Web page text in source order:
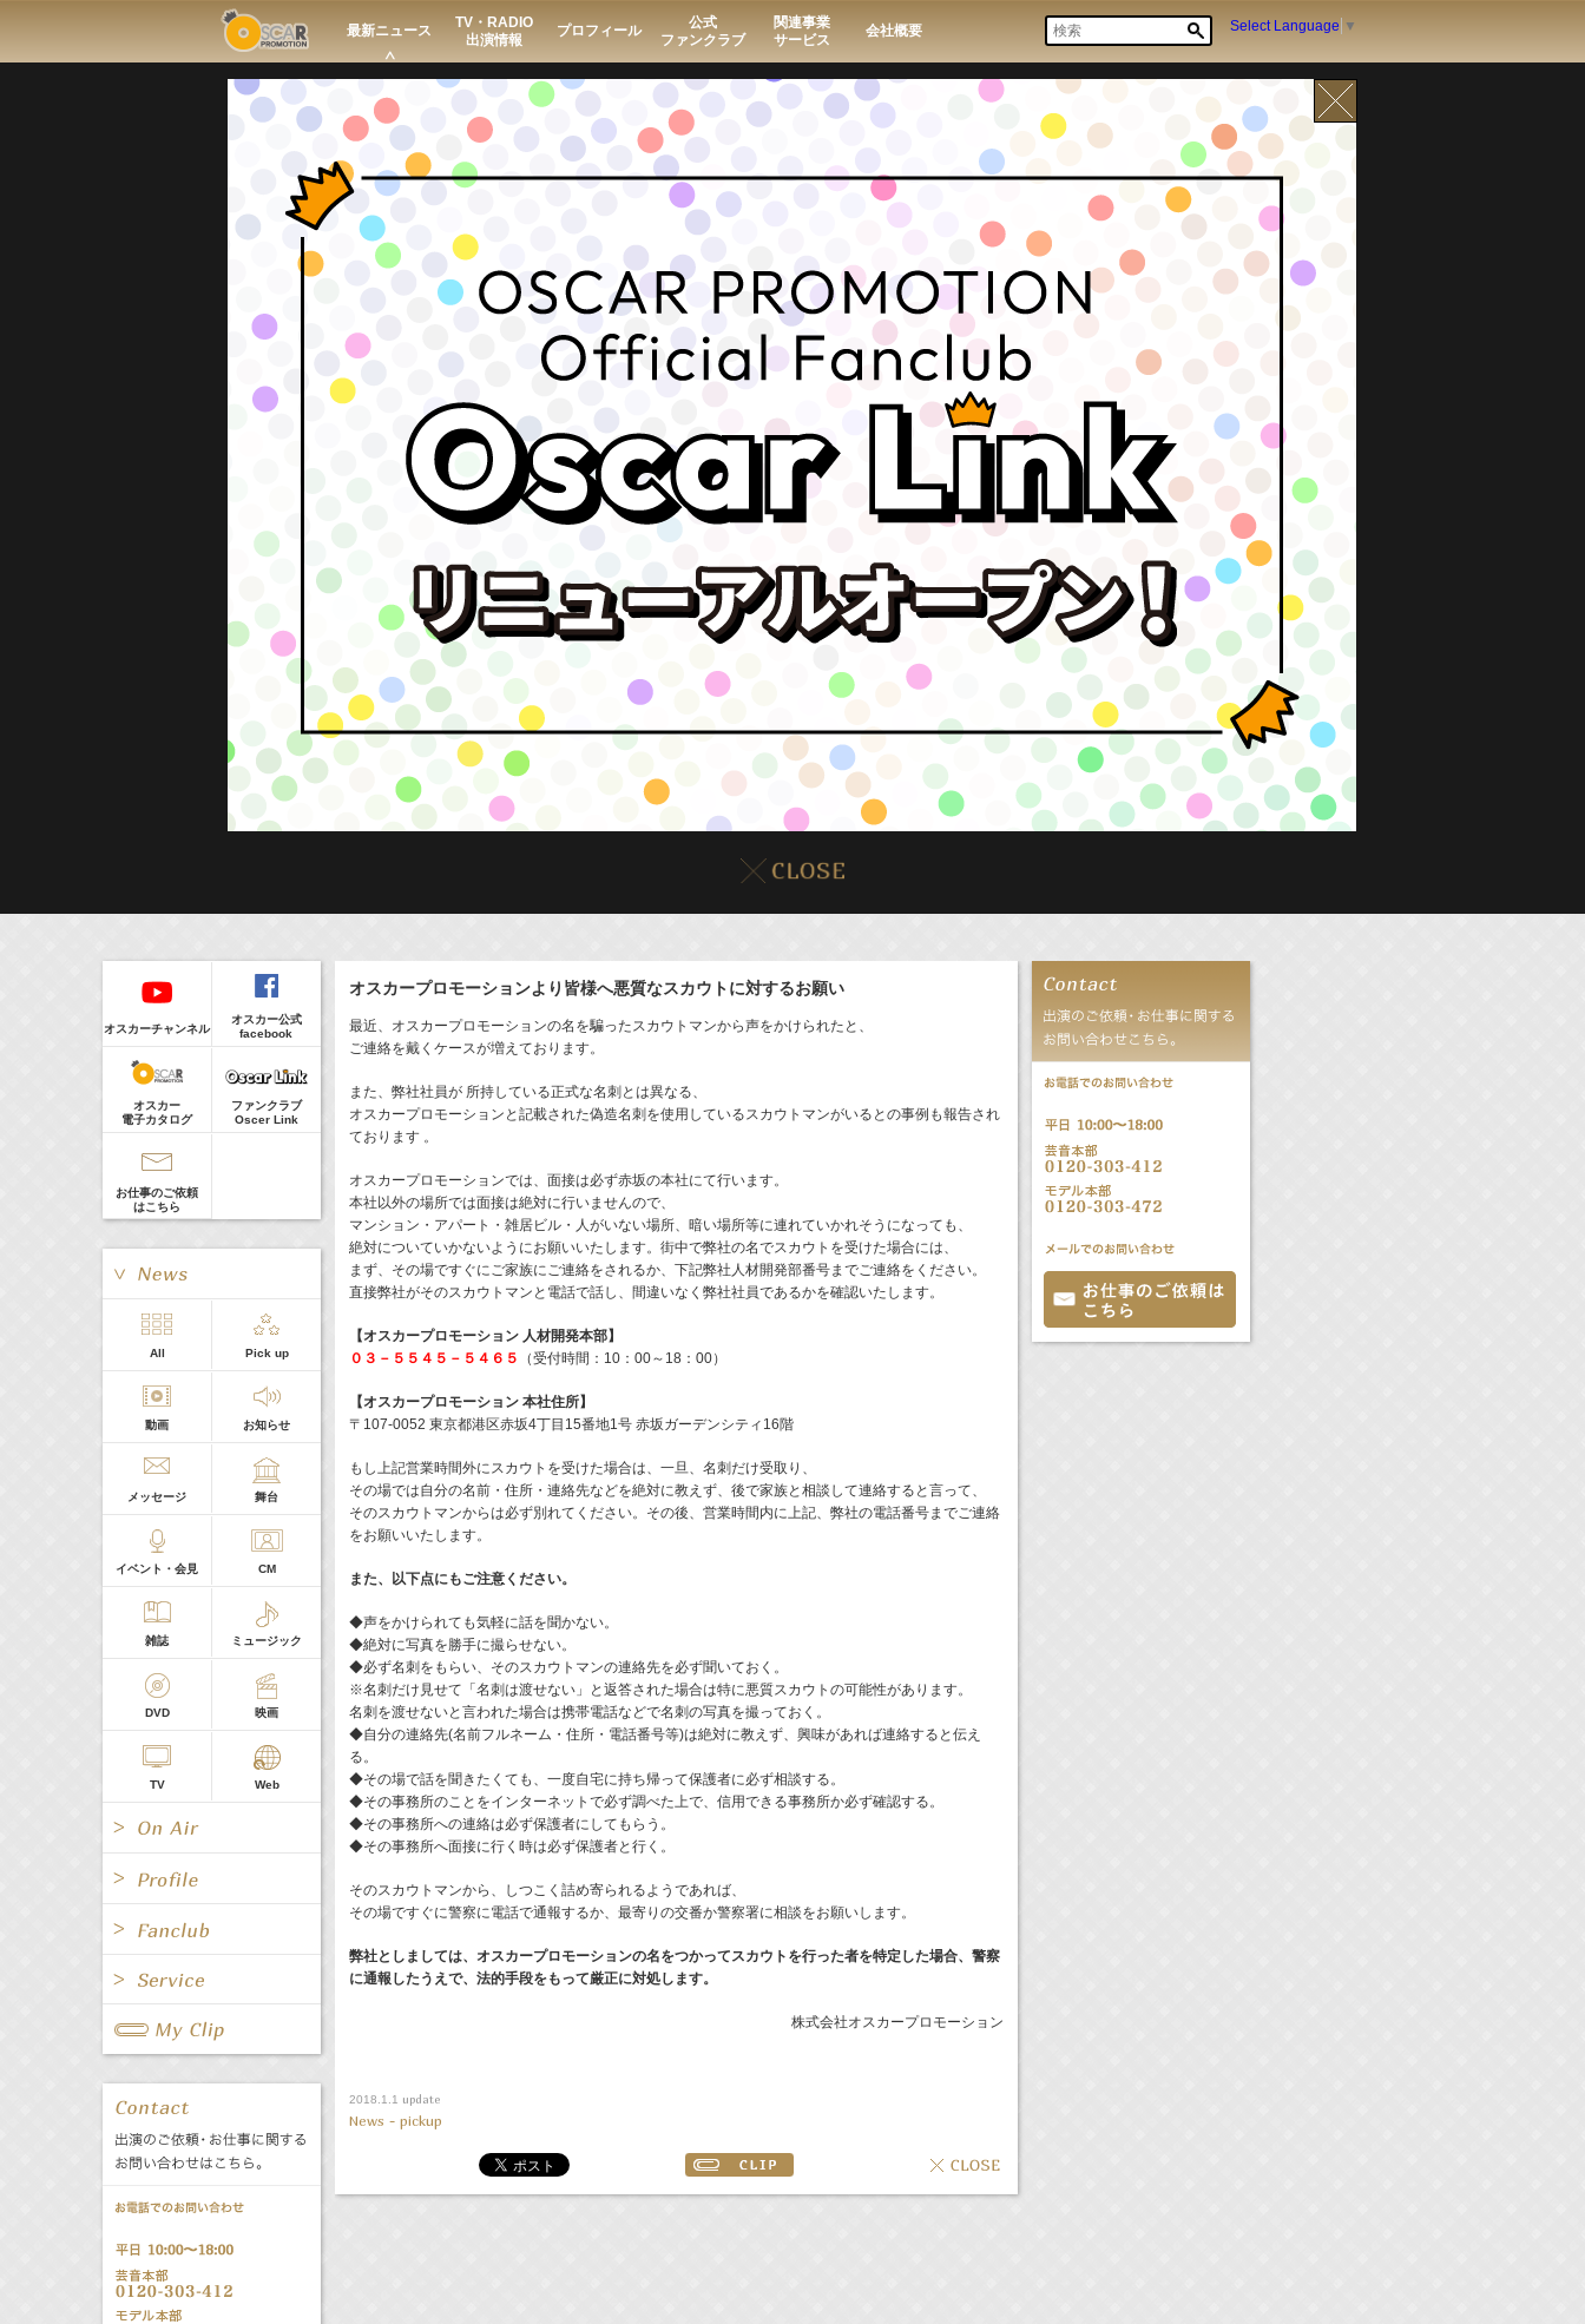
最新ニュース
TV・RADIO
出演情報
プロフィール
公式
ファンクラブ
関連事業
サービス
会社概要 Select Language ▼
8/6(Thu)
イベント
販売情報
24:00-24:30(TV)
一緒にごはんをたべるだけ
> More
オスカープロモーションより皆様へ悪質なスカウトに対するお願い
最近、オスカープロモーションの名を騙ったスカウトマンから声をかけられたと、
ご連絡を戴くケースが増えております。
また、弊社社員が 所持している正式な名刺とは異なる、
オスカープロモーションと記載された偽造名刺を使用しているスカウトマンがいるとの事例も報告され
ております 。
オスカープロモーションでは、面接は必ず赤坂の本社にて行います。
本社以外の場所では面接は絶対に行いませんので、
マンション・アパート・雑居ビル・人がいない場所、暗い場所等に連れていかれそうになっても、
絶対についていかないようにお願いいたします。街中で弊社の名でスカウトを受けた場合には、
まず、その場ですぐにご家族にご連絡をされるか、下記弊社人材開発部番号までご連絡をください。
直接弊社がそのスカウトマンと電話で話し、間違いなく弊社社員であるかを確認いたします。
【オスカープロモーション 人材開発本部】
０３－５５４５－５４６５
（受付時間：10：00～18：00）
【オスカープロモーション 本社住所】
〒107-0052 東京都港区赤坂4丁目15番地1号 赤坂ガーデンシティ16階
もし上記営業時間外にスカウトを受けた場合は、一旦、名刺だけ受取り、
その場では自分の名前・住所・連絡先などを絶対に教えず、後で家族と相談して連絡すると言って、
そのスカウトマンからは必ず別れてください。その後、営業時間内に上記、弊社の電話番号までご連絡
をお願いいたします。
また、以下点にもご注意ください。
◆声をかけられても気軽に話を聞かない。
◆絶対に写真を勝手に撮らせない。
◆必ず名刺をもらい、そのスカウトマンの連絡先を必ず聞いておく。
※名刺だけ見せて「名刺は渡せない」と返答された場合は特に悪質スカウトの可能性があります。
名刺を渡せないと言われた場合は携帯電話などで名刺の写真を撮っておく。
◆自分の連絡先(名前フルネーム・住所・電話番号等)は絶対に教えず、興味があれば連絡すると伝え
る。
◆その場で話を聞きたくても、一度自宅に持ち帰って保護者に必ず相談する。
◆その事務所のことをインターネットで必ず調べた上で、信用できる事務所か必ず確認する。
◆その事務所への連絡は必ず保護者にしてもらう。
◆その事務所へ面接に行く時は必ず保護者と行く。
そのスカウトマンから、しつこく詰め寄られるようであれば、
その場ですぐに警察に電話で通報するか、最寄りの交番か警察署に相談をお願いします。
弊社としましては、オスカープロモーションの名をつかってスカウトを行った者を特定した場合、警察
に通報したうえで、法的手段をもって厳正に対処します。
株式会社オスカープロモーション
2018.1.1 update
News - pickup
オスカーチャンネル
オスカー公式
facebook
オスカー
電子カタログ
ファンクラブ
Oscer Link
お仕事のご依頼
はこちら
All Pick up
動画 お知らせ
メッセージ 舞台
イベント・会見 CM
雑誌 ミュージック
DVD 映画
TV Web
Radio
Radio
All 女優/タレント
グループ
キャスター/レポーター
バラエティ 声優
文化事業部 クリエイター
誕生日 8/6
All Fanclub Page
All 関連事業
公式サービス
Regular
Guest
本日の出演
５０音順
CLIP